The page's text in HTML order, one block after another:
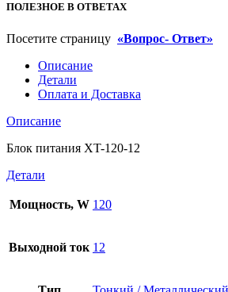
ПОЛЕЗНОЕ В ОТВЕТАХ
Посетите страницу «Вопрос- Ответ»
Описание
Детали
Оплата и Доставка
Описание
Блок питания XT-120-12
Детали
Мощность, W 120
Выходной ток 12